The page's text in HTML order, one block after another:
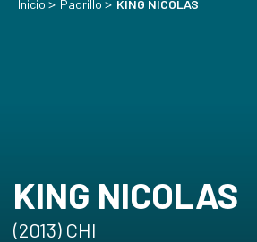
Inicio Padrillo KING NICOLAS
KING NICOLAS
(2013) CHI